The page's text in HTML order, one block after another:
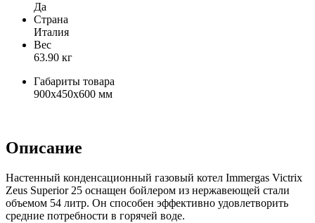
Да
Страна
Италия
Вес
63.90 кг
Габариты товара
900x450x600 мм
Описание
Настенный конденсационный газовый котел Immergas Victrix
Zeus Superior 25 оснащен бойлером из нержавеющей стали
объемом 54 литр. Он способен эффективно удовлетворить
средние потребности в горячей воде.